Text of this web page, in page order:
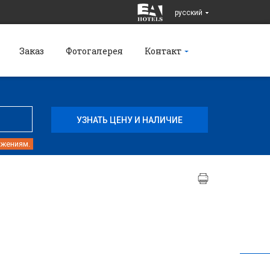
pусский
Заказ Фотогалерея Контакт